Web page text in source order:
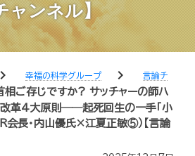
ャンネル】
chevron_right 幸福の科学グループ chevron_right
言論チ
相ご存じですか? サッチャーの師ハ
改革4大原則――起死回生の一手「小
会長・内山優氏×江夏正敏⑤）【言論